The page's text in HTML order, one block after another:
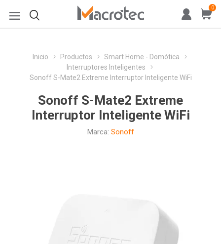
0
Inicio Productos
Smart Home - Domótica
Interruptores Inteligentes
Sonoff S-Mate2 Extreme Interruptor Inteligente WiFi
Sonoff S-Mate2 Extreme
Interruptor Inteligente WiFi
Marca: Sonoff